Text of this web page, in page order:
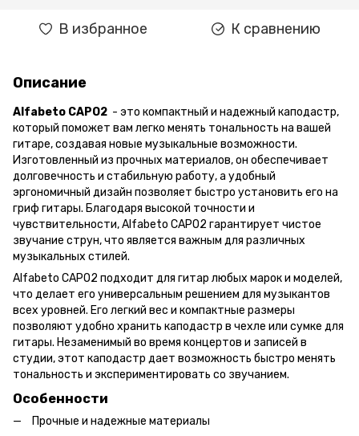
В избранное К сравнению
Описание
Alfabeto CAPO2 - это компактный и надежный каподастр,
который поможет вам легко менять тональность на вашей
гитаре, создавая новые музыкальные возможности.
Изготовленный из прочных материалов, он обеспечивает
долговечность и стабильную работу, а удобный
эргономичный дизайн позволяет быстро установить его на
гриф гитары. Благодаря высокой точности и
чувствительности, Alfabeto CAPO2 гарантирует чистое
звучание струн, что является важным для различных
музыкальных стилей.
Alfabeto CAPO2 подходит для гитар любых марок и моделей,
что делает его универсальным решением для музыкантов
всех уровней. Его легкий вес и компактные размеры
позволяют удобно хранить каподастр в чехле или сумке для
гитары. Незаменимый во время концертов и записей в
студии, этот каподастр дает возможность быстро менять
тональность и экспериментировать со звучанием.
Особенности
Прочные и надежные материалы